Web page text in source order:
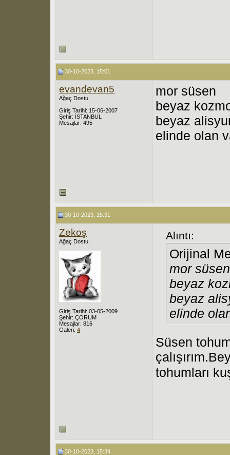
30-10-2023, 15:01
evandevan5
Ağaç Dostu
Giriş Tarihi: 15-06-2007
Şehir: İSTANBUL
Mesajlar: 495
mor süsen
beyaz
beyaz
elinde olan
30-10-2023, 15:31
Zekoş
Ağaç Dostu.
Giriş Tarihi: 03-05-2009
Şehir: ÇORUM
Mesajlar: 816
Galeri: 4
Alıntı:
Orijinal
mor süsen
beyaz
beyaz
elinde
Süsen
tohumları
30-10-2023, 15:34